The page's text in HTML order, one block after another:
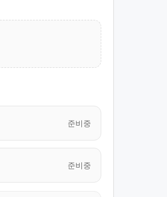
준비중
준비중